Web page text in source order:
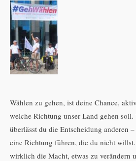
Wählen zu gehen, ist deine Chance,
welche Richtung unser Land gehen
überlässt du die Entscheidung anderen
eine Richtung führen, die du nicht
wirklich die Macht, etwas zu verändern